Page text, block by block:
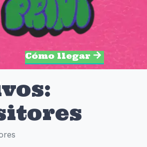
Cómo llegar